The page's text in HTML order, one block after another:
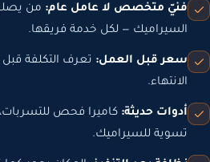
متخصص لا عامل عام: من يصلح
— لكل خدمة فريقها.
قبل العمل:تعرف التكلفة قبل أن
حديثة:كاميرا فحص للتسربات،
للسيراميك.